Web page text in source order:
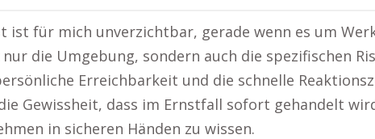
ist für mich unverzichtbar, gerade wenn es um
die Umgebung, sondern auch die spezifischen
Erreichbarkeit und die schnelle
Gewissheit, dass im Ernstfall sofort gehandelt
in sicheren Händen zu wissen.